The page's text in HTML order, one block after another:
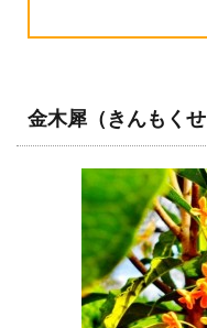
金木犀（きんもくせ